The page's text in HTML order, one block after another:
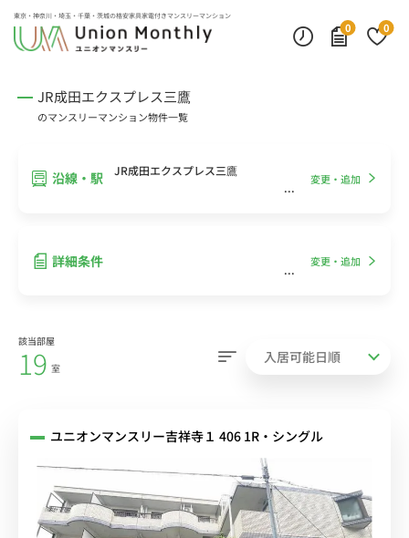
東京・神奈川・埼玉・千葉・茨城の格安家具家電付きマンスリーマンション
0
0
JR成田エクスプレス三鷹
のマンスリーマンション物件一覧
沿線・駅 JR成田エクスプレス三鷹
変更・追加
詳細条件 変更・追加
該当部屋
19 室
ユニオンマンスリー吉祥寺１ 406 1R・シングル